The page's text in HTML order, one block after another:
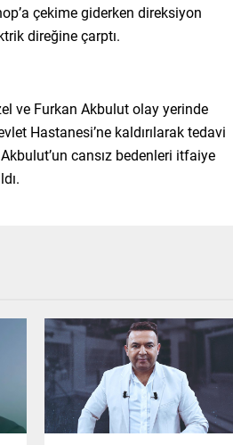
çekime giderken direksiyon
direğine çarptı.
ve Furkan Akbulut olay yerinde
Hastanesi’ne kaldırılarak tedavi
cansız bedenleri itfaiye